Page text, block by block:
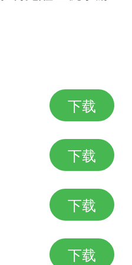
做，声望化
较高，等级越
队，死了也没
下载
下载
下载
下载